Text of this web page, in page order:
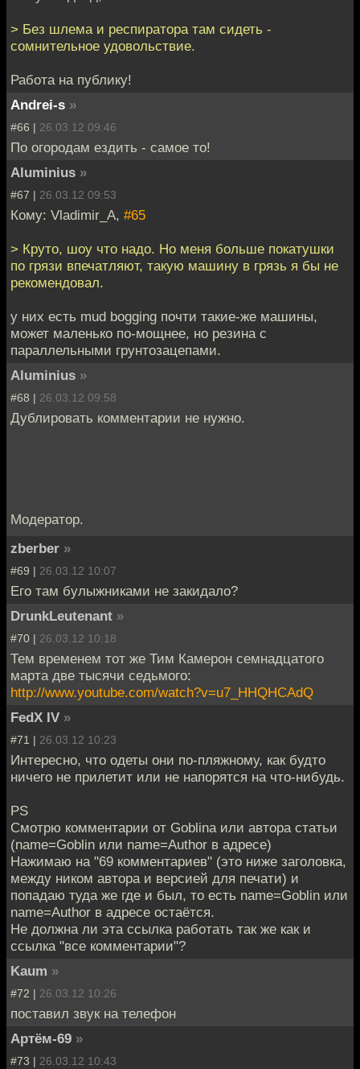
> Без шлема и респиратора там сидеть -
сомнительное удовольствие.
Работа на публику!
Andrei-s »
#66 | 26.03.12 09:46
По огородам ездить - самое то!
Aluminius »
#67 | 26.03.12 09:53
Кому: Vladimir_A, #65
> Круто, шоу что надо. Но меня больше покатушки
по грязи впечатляют, такую машину в грязь я бы не
рекомендовал.
у них есть mud bogging почти такие-же машины,
может маленько по-мощнее, но резина с
параллельными грунтозацепами.
Aluminius »
#68 | 26.03.12 09:58
Дублировать комментарии не нужно.
Модератор.
zberber »
#69 | 26.03.12 10:07
Его там булыжниками не закидало?
DrunkLeutenant »
#70 | 26.03.12 10:18
Тем временем тот же Тим Камерон семнадцатого
марта две тысячи седьмого:
http://www.youtube.com/watch?v=u7_HHQHCAdQ
FedX IV »
#71 | 26.03.12 10:23
Интересно, что одеты они по-пляжному, как будто
ничего не прилетит или не напорятся на что-нибудь.
PS
Смотрю комментарии от Goblina или автора статьи
(name=Goblin или name=Author в адресе)
Нажимаю на "69 комментариев" (это ниже заголовка,
между ником автора и версией для печати) и
попадаю туда же где и был, то есть name=Goblin или
name=Author в адресе остаётся.
Не должна ли эта ссылка работать так же как и
ссылка "все комментарии"?
Kaum »
#72 | 26.03.12 10:26
поставил звук на телефон
Артём-69 »
#73 | 26.03.12 10:43